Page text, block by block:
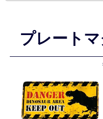
プレート